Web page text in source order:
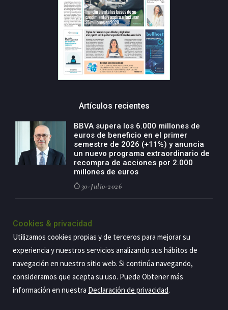
Artículos recientes
BBVA supera los 6.000 millones de
euros de beneficio en el primer
semestre de 2026 (+11%) y anuncia
un nuevo programa extraordinario de
recompra de acciones por 2.000
millones de euros
30-Julio-2026
negocio agro con un modelo global
de especialización presente en siete
países
29-Julio-2026
Cookies & privacidad
Utilizamos cookies propias y de terceros para mejorar su
experiencia y nuestros servicios analizando sus hábitos de
navegación en nuestro sitio web. Si continúa navegando,
consideramos que acepta su uso. Puede Obtener más
información en nuestra Declaración de privacidad.